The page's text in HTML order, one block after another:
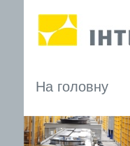
На головну